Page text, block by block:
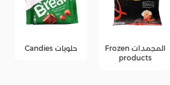
المجمدات Frozen
products
حلويات Candies